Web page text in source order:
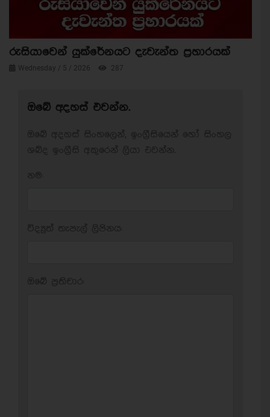
රුසියාවෙන් යුක්රේනයට දැවැන්ත ප්‍රහාරයක්
Wednesday / 5 / 2026 287
ඔබේ අදහස් එවන්න.